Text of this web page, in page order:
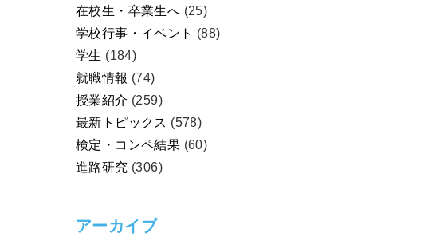
在校生・卒業生へ (25)
学校行事・イベント (88)
学生 (184)
就職情報 (74)
授業紹介 (259)
最新トピックス (578)
検定・コンペ結果 (60)
進路研究 (306)
アーカイブ